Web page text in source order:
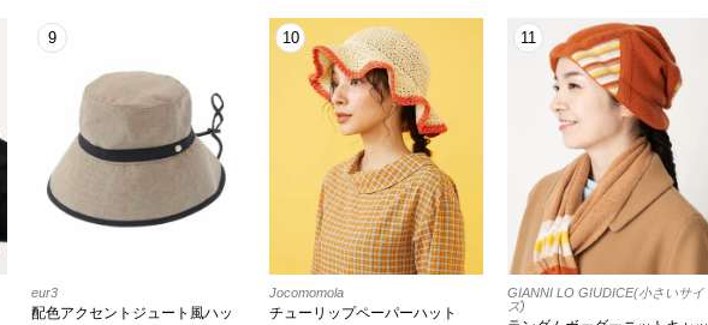
9
eur3
配色アクセントジュート風ハッ
10
Jocomomola
チューリップペーパーハット
11
GIANNI LO GIUDICE(小さいサイ
ズ)